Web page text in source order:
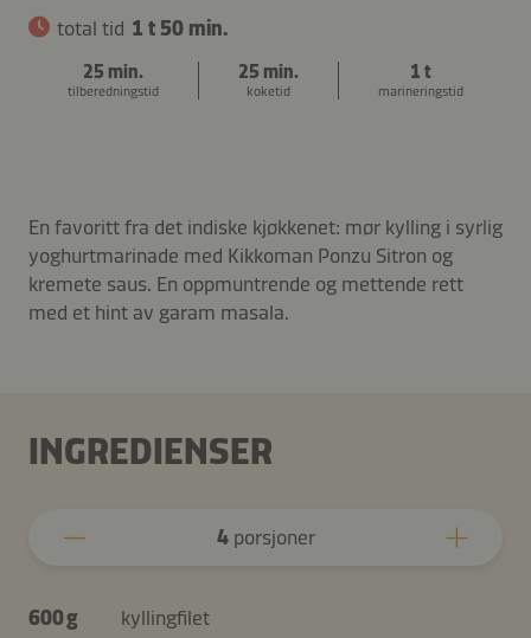
total tid 1 t 50 min.
25 min.
tilberedningstid
25 min.
koketid
1 t
marineringstid
En favoritt fra det indiske kjøkkenet: mør kylling i syrlig
yoghurtmarinade med Kikkoman Ponzu Sitron og
kremete saus. En oppmuntrende og mettende rett
med et hint av garam masala.
INGREDIENSER
4porsjoner
600 g
kyllingfilet